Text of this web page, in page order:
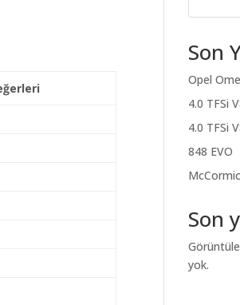
Son
Opel
4.0 TFSi
4.0 TFSi
848 EVO
Son
yok.